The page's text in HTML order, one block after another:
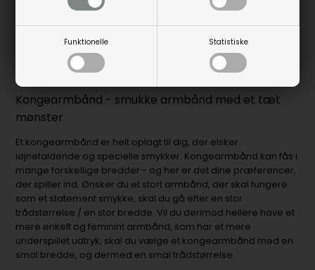
Funktionelle Statistiske
Kongearmbånd - smukke armbånd med et tæt
mønster
Et kongearmbånd er helt oplagt til dig, der elsker
iøjnefaldende og specielle smykker. Kongearmbånd kan fås i
mange forskellige bredder - og her er det dine præferencer,
der spiller ind. Ønsker du et stort armbånd, der skal fungere
som et statement smykke, skal du gå efter en stor
trådstørrelse / en stor bredde. Vil du derimod hellere have et
mere enkelt og feminint armbånd, som har et mere
underspillet udtryk, skal du vælge et kongearmbånd med en
smal bredde, og dermed en smal trådstørrelse.